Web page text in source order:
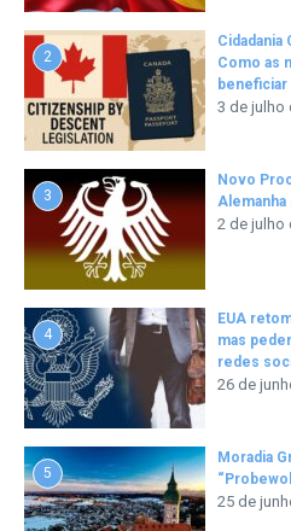
2
Como as
3 de julho
3
Novo
Alemanha
2 de julho
4
EUA
mas
redes
26 de
5
Moradia
25 de